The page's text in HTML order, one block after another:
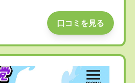
口コミを見る